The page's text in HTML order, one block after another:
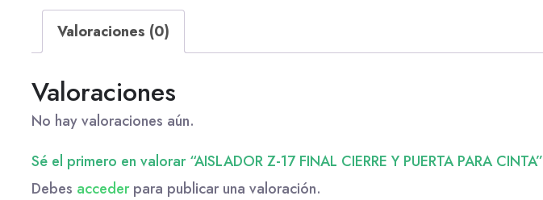
Valoraciones (0)
Valoraciones
No hay valoraciones aún.
Sé el primero en valorar “AISLADOR Z-17 FINAL CIERRE Y PUERTA PARA CINTA”
Debes accederpara publicar una valoración.